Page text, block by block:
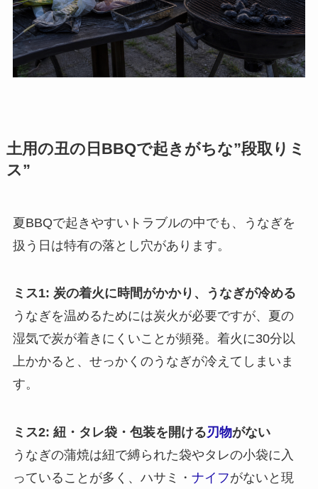
土用の丑の日BBQで起きがちな”段取りミ
ス”
夏BBQで起きやすいトラブルの中でも、うなぎを
扱う日は特有の落とし穴があります。
ミス1: 炭の着火に時間がかかり、うなぎが冷める
うなぎを温めるためには炭火が必要ですが、夏の
湿気で炭が着きにくいことが頻発。着火に30分以
上かかると、せっかくのうなぎが冷えてしまいま
す。
ミス2: 紐・タレ袋・包装を開ける刃物がない
うなぎの蒲焼は紐で縛られた袋やタレの小袋に入
っていることが多く、ハサミ・ ナイフがないと現